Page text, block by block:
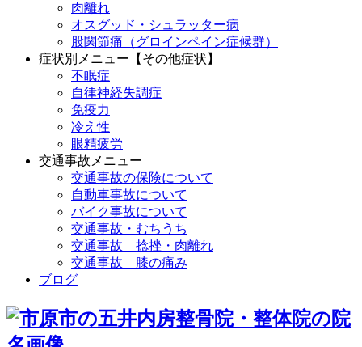
肉離れ
オスグッド・シュラッター病
股関節痛（グロインペイン症候群）
症状別メニュー【その他症状】
不眠症
自律神経失調症
免疫力
冷え性
眼精疲労
交通事故メニュー
交通事故の保険について
自動車事故について
バイク事故について
交通事故・むちうち
交通事故 捻挫・肉離れ
交通事故 膝の痛み
ブログ